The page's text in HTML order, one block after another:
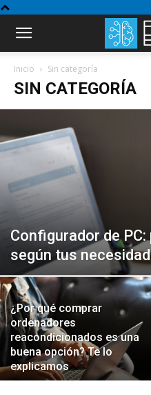
Inicio Sin categoría
SIN CATEGORÍA
Configurador de
según tus
¿Por qué comprar
ordenadores
reacondicionados es una
buena opción? Te lo
explicamos